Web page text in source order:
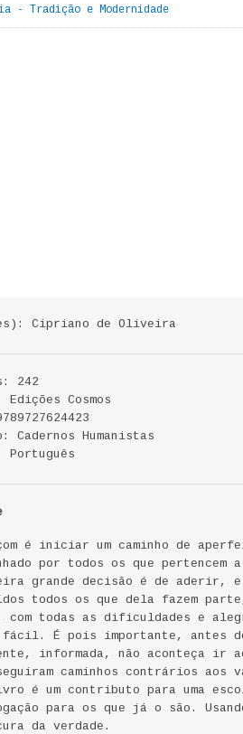
Cipriano de Oliveira
242
Cosmos
Cadernos Humanistas
Português
é iniciar um caminho de
por todos os que pertencem
grande decisão é de aderir, e
todos os que dela fazem
com todas as dificuldades e
É pois importante, antes
informada, não aconteça ir
caminhos contrários aos
é um contributo para uma
para os que já o são.
da verdade.